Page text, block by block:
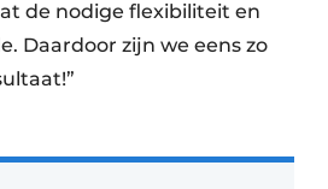
de nodige flexibiliteit en
Daardoor zijn we eens zo